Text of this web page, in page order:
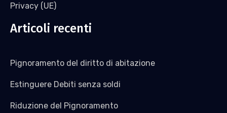
Privacy (UE)
Articoli recenti
Pignoramento del diritto di abitazione
Estinguere Debiti senza soldi
Riduzione del Pignoramento